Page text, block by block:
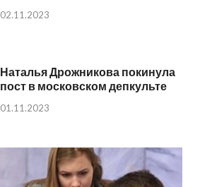
02.11.2023
Наталья Дрожникова покинула
пост в московском депкульте
01.11.2023